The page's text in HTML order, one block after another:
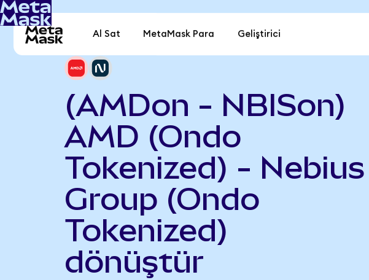
Al Sat MetaMask Para Geliştirici
(AMDon - NBISon)
AMD (Ondo
Tokenized) - Nebius
Group (Ondo
Tokenized)
dönüştür